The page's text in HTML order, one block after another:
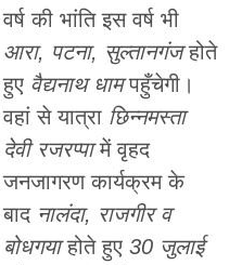
वर्ष की भांति इस वर्ष भी
आरा, पटना, सुल्तानगंजहोते
हुए वैद्यनाथ धामपहुँचेगी।
वहां से यात्रा छिन्नमस्ता
देवी रजरप्पामें वृहद
जनजागरण कार्यक्रम के
बाद नालंदा, राजगीर व
बोधगयाहोते हुए 30 जुलाई